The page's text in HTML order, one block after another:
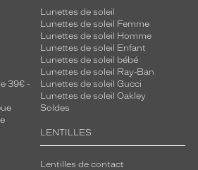
39€ -
Lunettes de soleil
Lunettes de soleil Femme
Lunettes de soleil Homme
Lunettes de soleil Enfant
Lunettes de soleil bébé
Lunettes de soleil Ray-Ban
Lunettes de soleil Gucci
Lunettes de soleil Oakley
Soldes
LENTILLES
Lentilles de contact